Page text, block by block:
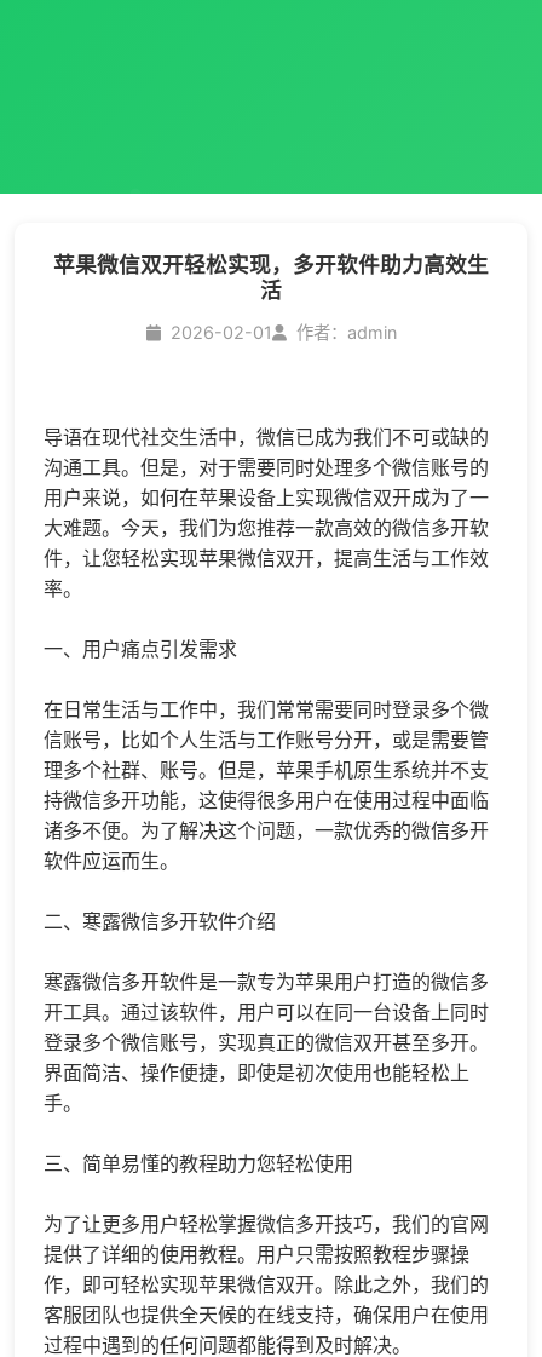
苹果微信双开轻松实现，多开软件助力高效生
活
2026-02-01 作者：admin
导语在现代社交生活中，微信已成为我们不可或缺的
沟通工具。但是，对于需要同时处理多个微信账号的
用户来说，如何在苹果设备上实现微信双开成为了一
大难题。今天，我们为您推荐一款高效的微信多开软
件，让您轻松实现苹果微信双开，提高生活与工作效
率。
一、用户痛点引发需求
在日常生活与工作中，我们常常需要同时登录多个微
信账号，比如个人生活与工作账号分开，或是需要管
理多个社群、账号。但是，苹果手机原生系统并不支
持微信多开功能，这使得很多用户在使用过程中面临
诸多不便。为了解决这个问题，一款优秀的微信多开
软件应运而生。
二、寒露微信多开软件介绍
寒露微信多开软件是一款专为苹果用户打造的微信多
开工具。通过该软件，用户可以在同一台设备上同时
登录多个微信账号，实现真正的微信双开甚至多开。
界面简洁、操作便捷，即使是初次使用也能轻松上
手。
三、简单易懂的教程助力您轻松使用
为了让更多用户轻松掌握微信多开技巧，我们的官网
提供了详细的使用教程。用户只需按照教程步骤操
作，即可轻松实现苹果微信双开。除此之外，我们的
客服团队也提供全天候的在线支持，确保用户在使用
过程中遇到的任何问题都能得到及时解决。